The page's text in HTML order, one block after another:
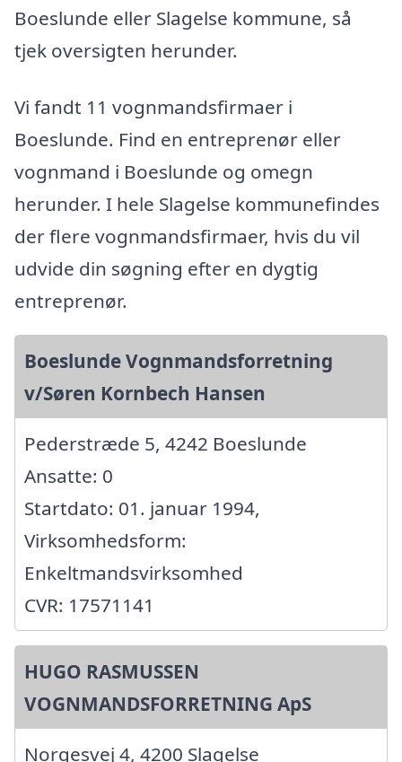
Boeslunde eller Slagelse kommune, så
tjek oversigten herunder.
Vi fandt 11 vognmandsfirmaer i
Boeslunde. Find en entreprenør eller
vognmand i Boeslunde og omegn
herunder. I hele Slagelse kommunefindes
der flere vognmandsfirmaer, hvis du vil
udvide din søgning efter en dygtig
entreprenør.
Boeslunde Vognmandsforretning
v/Søren Kornbech Hansen
Pederstræde 5, 4242 Boeslunde
Ansatte: 0
Startdato: 01. januar 1994,
Virksomhedsform:
Enkeltmandsvirksomhed
CVR: 17571141
HUGO RASMUSSEN
VOGNMANDSFORRETNING ApS
Norgesvej 4, 4200 Slagelse